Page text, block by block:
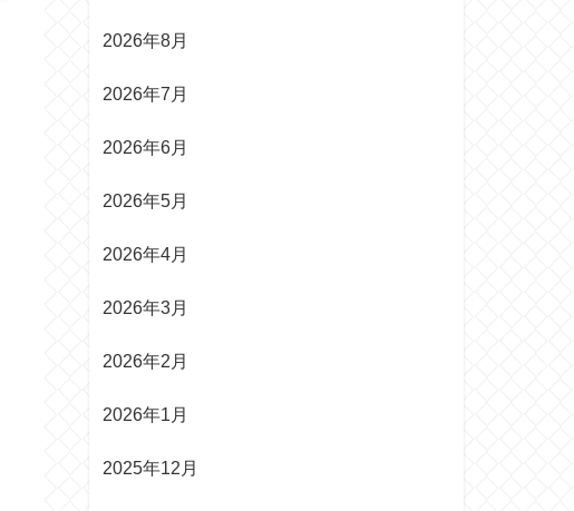
2026年8月
2026年7月
2026年6月
2026年5月
2026年4月
2026年3月
2026年2月
2026年1月
2025年12月